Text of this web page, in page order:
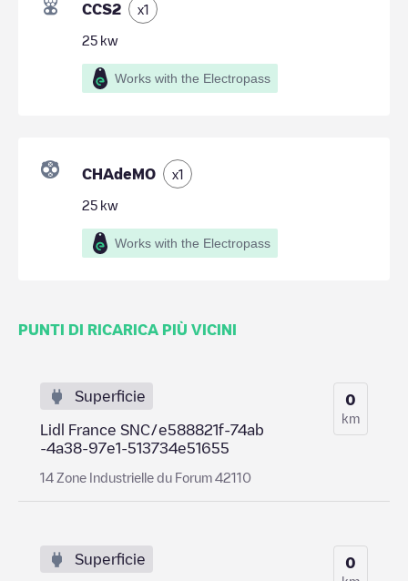
CCS2 x1
25 kw
Works with the Electropass
CHAdeMO x1
25 kw
Works with the Electropass
PUNTI DI RICARICA PIÙ VICINI
Superficie
Lidl France SNC/e588821f-74ab
-4a38-97e1-513734e51655
14 Zone Industrielle du Forum 42110
0
km
Superficie 0